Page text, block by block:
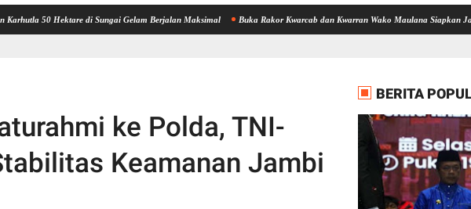
di Sungai Gelam Berjalan Maksimal Buka Rakor Kwarcab dan Kwarran Wako Maulana Siapkan Jalur Prestasi
ke Polda, TNI-
Keamanan Jambi
BERITA